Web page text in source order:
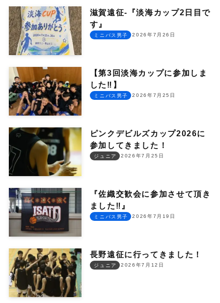
滋賀遠征-『淡海カップ2日目で
す』
2026年7月26日
ミニバス男子
【第3回淡海カップに参加しま
した‼︎】
2026年7月25日
ミニバス男子
ピンクデビルズカップ2026に
参加してきました！
2026年7月25日
ジュニア
『佐織交歓会に参加させて頂き
ました‼︎』
2026年7月19日
ミニバス男子
長野遠征に行ってきました！
2026年7月12日
ジュニア